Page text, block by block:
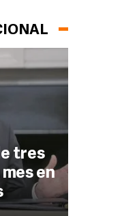
tres
en